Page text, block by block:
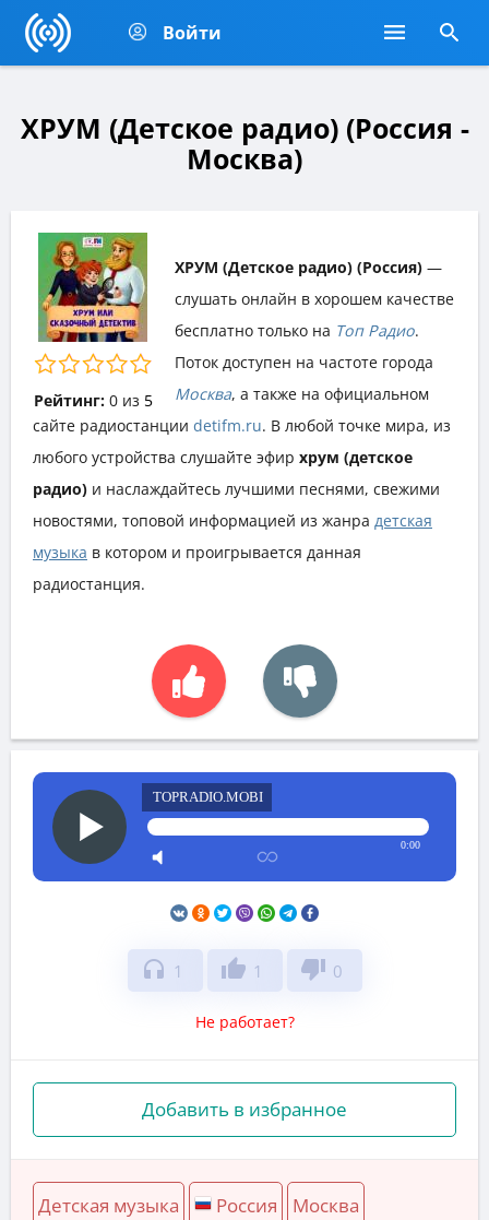
Войти
ХРУМ (Детское радио) (Россия -
Москва)
Рейтинг: 0из 5
ХРУМ (Детское радио) (Россия) —
слушать онлайн в хорошем качестве
бесплатно только на Топ Радио.
Поток доступен на частоте города
Москва, а также на официальном
сайте радиостанции detifm.ru. В любой точке мира, из
любого устройства слушайте эфир хрум (детское
радио) и наслаждайтесь лучшими песнями, свежими
новостями, топовой информацией из жанра детская
музыка в котором и проигрывается данная
радиостанция.
TOPRADIO.MOBI
0:00
headphones 1 thumb_up 1 thumb_down 0
Не работает?
Добавить в избранное
Детская музыка Россия Москва